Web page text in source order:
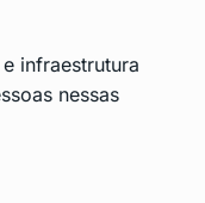
infraestrutura
nessas